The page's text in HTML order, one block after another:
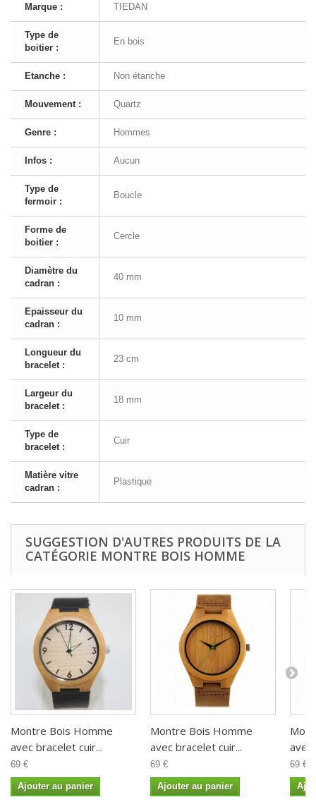
Marque : TIEDAN
Type de
boitier :
En bois
Etanche : Non étanche
Mouvement : Quartz
Genre : Hommes
Infos : Aucun
Type de
fermoir :
Boucle
Forme de
boitier :
Cercle
Diamètre du
cadran :
40 mm
Epaisseur du
cadran :
10 mm
Longueur du
bracelet :
23 cm
Largeur du
bracelet :
18 mm
Type de
bracelet :
Cuir
Matière vitre
cadran :
Plastique
SUGGESTION D'AUTRES PRODUITS DE LA
CATÉGORIE MONTRE BOIS HOMME
Montre Bois Homme
avec bracelet cuir...
69 €
Ajouter au panier
Montre Bois Homme
avec bracelet cuir...
69 €
Ajouter au panier
avec
69 €